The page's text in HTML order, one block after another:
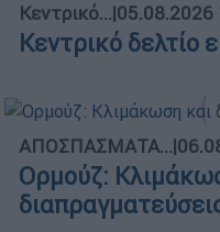
Κεντρικό...|05.08.2026
Κεντρικό
ΑΠΟΣΠΑΣΜΑΤΑ...|
Ορμούζ: